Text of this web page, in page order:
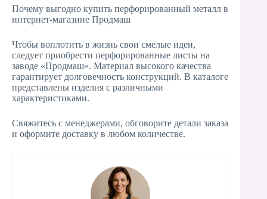
Почему выгодно купить перфорированный металл в
интернет-магазине Продмаш
Чтобы воплотить в жизнь свои смелые идеи,
следует приобрести перфорированные листы на
заводе «Продмаш». Материал высокого качества
гарантирует долговечность конструкций. В каталоге
представлены изделия с различными
характеристиками.
Свяжитесь с менеджерами, обговорите детали заказа
и оформите доставку в любом количестве.